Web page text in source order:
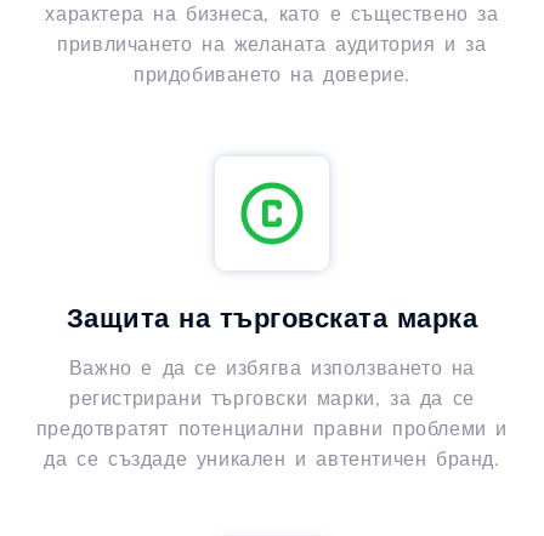
характера на бизнеса, като е съществено за
привличането на желаната аудитория и за
придобиването на доверие.
Защита на търговската марка
Важно е да се избягва използването на
регистрирани търговски марки, за да се
предотвратят потенциални правни проблеми и
да се създаде уникален и автентичен бранд.